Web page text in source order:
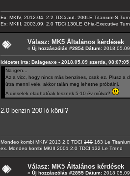
Ex: MKIV, 2012.04. 2.2 TDCi aut. 200LE Titanium-S
Ex: MKIII, 2003.09. 2.0 TDCi 130LE Ghia-Executive
Válasz: MK5 Általános kérdések
« Új hozzászólás #2854 Dátum:
Idézetet írta: Balageaxe - 2018.05.09 szerda, 08:07:05
Na igen...
Az a vicc, hogy nincs más benzines, csak ez. Plusz a
útra menni vele, akkor talán meg lehetne próbálni.
A dieselek eladhatóak lesznek 5-10 év múlva?
2.0 benzin 200 ló körül?
Mondeo kombi MKIV 2013 2.0 TDCI 140 163 Le
ex. Mondeo kombi MKIII 2001 2.0 TDCI 132 Le Trend
Válasz: MK5 Általános kérdések
« Új hozzászólás #2855 Dátum: